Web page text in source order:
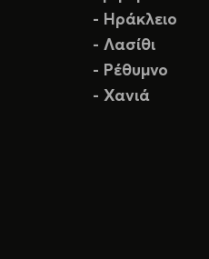
- Ηράκλειο
- Λασίθι
- Ρέθυμνο
- Χανιά